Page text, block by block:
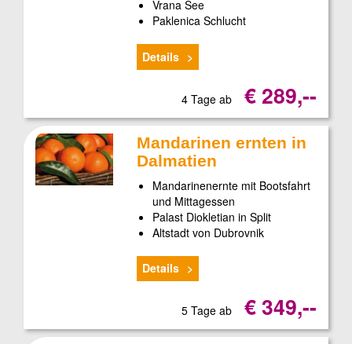
Vrana See
Paklenica Schlucht
Details
4 Tage ab € 289,--
Mandarinen ernten in
Dalmatien
Mandarinenernte mit Bootsfahrt
und Mittagessen
Palast Diokletian in Split
Altstadt von Dubrovnik
Details
5 Tage ab € 349,--